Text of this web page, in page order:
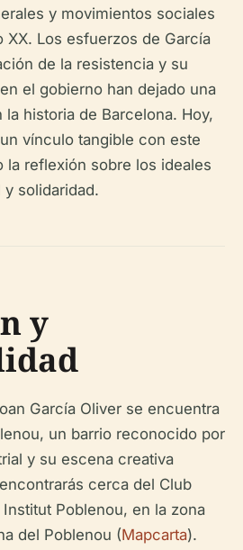
y movimientos sociales
XX. Los esfuerzos de García
de la resistencia y su
el gobierno han dejado una
historia de Barcelona. Hoy,
vínculo tangible con este
la reflexión sobre los ideales
y solidaridad.
y
García Oliver se encuentra
un barrio reconocido por
y su escena creativa
cerca del Club
Poblenou, en la zona
del Poblenou (Mapcarta).